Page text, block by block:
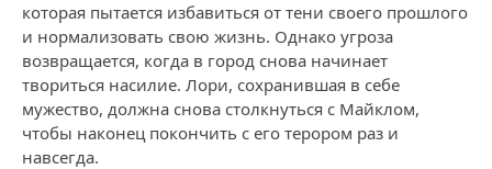
которая пытается избавиться от тени своего прошлого
и нормализовать свою жизнь. Однако угроза
возвращается, когда в город снова начинает
твориться насилие. Лори, сохранившая в себе
мужество, должна снова столкнуться с Майклом,
чтобы наконец покончить с его терором раз и
навсегда.